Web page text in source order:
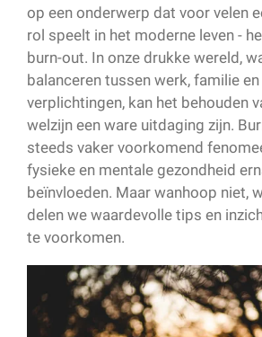
op een onderwerp dat voor velen
rol speelt in het moderne leven -
burn-out. In onze drukke wereld,
balanceren tussen werk, familie
verplichtingen, kan het behouden
welzijn een ware uitdaging zijn.
steeds vaker voorkomend
fysieke en mentale gezondheid
beïnvloeden. Maar wanhoop niet,
delen we waardevolle tips en
te voorkomen.